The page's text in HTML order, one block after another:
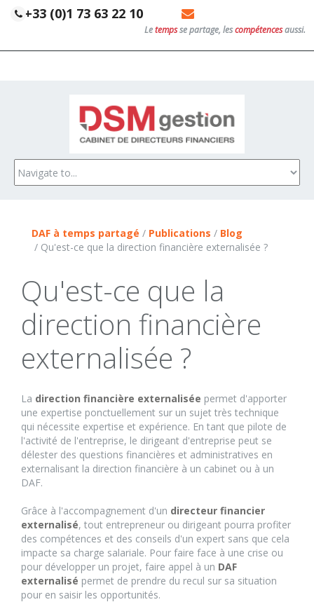
+33 (0)1 73 63 22 10
Letempsse partage, lescompétencesaussi.
ACCUEIL
A POURVOIR
NOS CLIENTS TÉMOIGNAGES
CONTACT
DAF à temps partagé / Publications / Blog
/ Qu'est-ce que la direction financière externalisée ?
Qu'est-ce que la
direction financière
externalisée ?
La direction financière externalisée permet d'apporter
une expertise ponctuellement sur un sujet très technique
qui nécessite expertise et expérience. En tant que pilote de
l'activité de l'entreprise, le dirigeant d'entreprise peut se
délester des questions financières et administratives en
externalisant la direction financière à un cabinet ou à un
DAF.
Grâce à l'accompagnement d'un directeur financier
externalisé, tout entrepreneur ou dirigeant pourra profiter
des compétences et des conseils d'un expert sans que cela
impacte sa charge salariale. Pour faire face à une crise ou
pour développer un projet, faire appel à un DAF
externalisé permet de prendre du recul sur sa situation
pour en saisir les opportunités.